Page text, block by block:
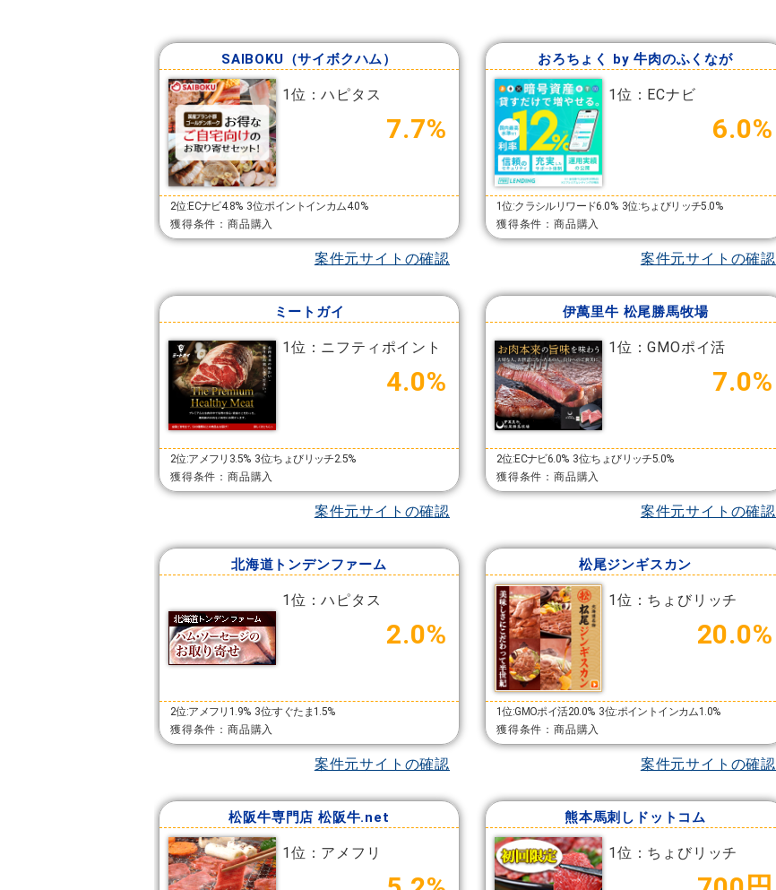
SAIBOKU（サイボクハム）
1位：ハピタス
7.7%
2位:ECナビ4.8% 3位:ポイントインカム4.0%
獲得条件：商品購入
案件元サイトの確認
おろちょく by 牛肉のふくなが
1位：ECナビ
6.0%
1位:クラシルリワード6.0% 3位:ちょびリッチ5.0%
獲得条件：商品購入
案件元サイトの確認
ミートガイ
1位：ニフティポイント
4.0%
2位:アメフリ3.5% 3位:ちょびリッチ2.5%
獲得条件：商品購入
案件元サイトの確認
伊萬里牛 松尾勝馬牧場
1位：GMOポイ活
7.0%
2位:ECナビ6.0% 3位:ちょびリッチ5.0%
獲得条件：商品購入
案件元サイトの確認
北海道トンデンファーム
1位：ハピタス
2.0%
2位:アメフリ1.9% 3位:すぐたま1.5%
獲得条件：商品購入
案件元サイトの確認
松尾ジンギスカン
1位：ちょびリッチ
20.0%
1位:GMOポイ活20.0% 3位:ポイントインカム1.0%
獲得条件：商品購入
案件元サイトの確認
松阪牛専門店 松阪牛.net
1位：アメフリ
熊本馬刺しドットコム
1位：ちょびリッチ